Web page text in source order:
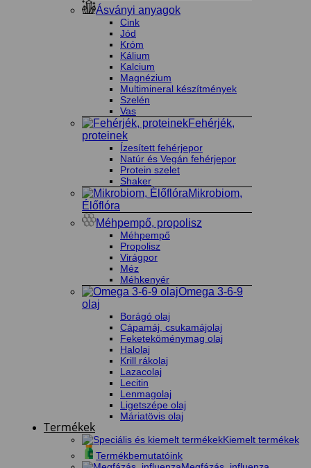
Ásványi anyagok
Cink
Jód
Króm
Kálium
Kalcium
Magnézium
Multimineral készítmények
Szelén
Vas
Fehérjék,
proteinek
Ízesített fehérjepor
Natúr és Vegán fehérjepor
Protein szelet
Shaker
Mikrobiom,
Élőflóra
Méhpempő, propolisz
Méhpempő
Propolisz
Virágpor
Méz
Méhkenyér
Omega 3-6-9
olaj
Borágó olaj
Cápamáj, csukamájolaj
Feketeköménymag olaj
Halolaj
Krill rákolaj
Lazacolaj
Lecitin
Lenmagolaj
Ligetszépe olaj
Máriatövis olaj
Termékek
Kiemelt termékek
Termékbemutatóink